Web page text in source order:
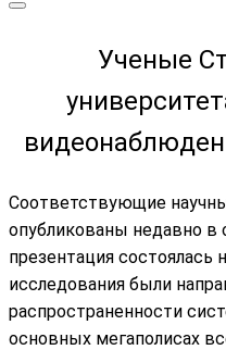
Ученые
Соответствующие
опубликованы недавно в
презентация состоялась
исследования были
распространенности
основных мегаполисах